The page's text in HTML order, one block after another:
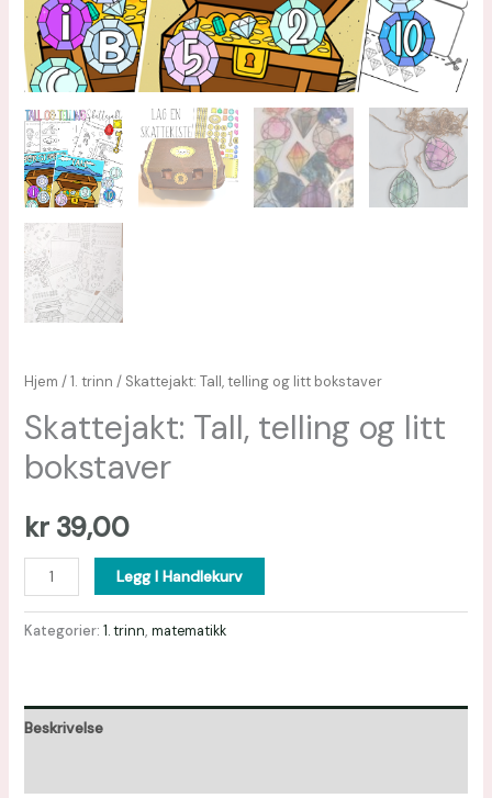
Hjem /1. trinn / Skattejakt: Tall, telling og litt bokstaver
Skattejakt: Tall, telling og litt
bokstaver
kr39,00
Legg I Handlekurv
Kategorier: 1. trinn, matematikk
Beskrivelse